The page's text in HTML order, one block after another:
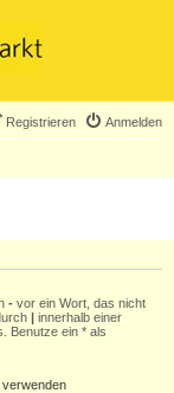
Anmelden
Registrieren
- vor ein Wort, das nicht
| innerhalb einer
Benutze ein * als
verwenden